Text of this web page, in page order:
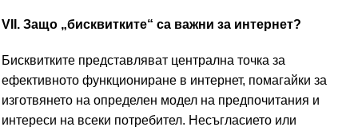
VII. Защо „бисквитките“ са важни за интернет?
Бисквитките представляват централна точка за
ефективното функциониране в интернет, помагайки за
изготвянето на определен модел на предпочитания и
интереси на всеки потребител. Несъгласието или